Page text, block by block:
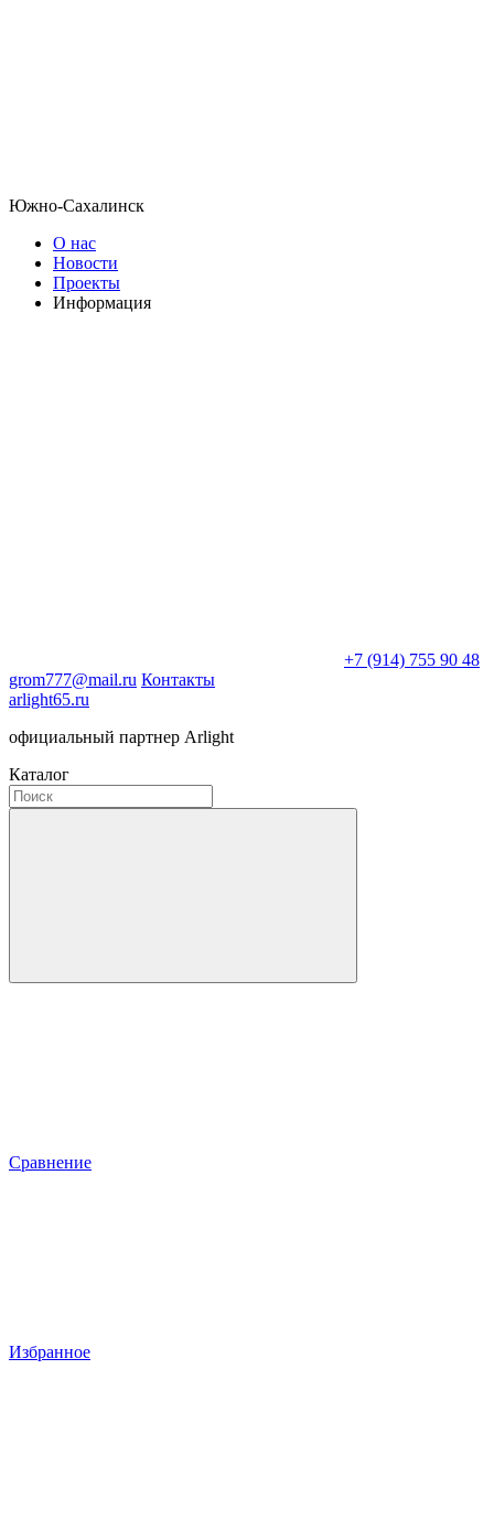
Южно-Сахалинск
О нас
Новости
Проекты
Информация
+7 (914) 755 90 48
grom777@mail.ru Контакты
arlight65.ru
официальный партнер Arlight
Каталог
Сравнение
Избранное